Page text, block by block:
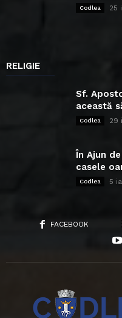
Codlea 25
RELIGIE
Sf.
această
Codlea 29
În Ajun
casele
Codlea 5
FACEBOOK